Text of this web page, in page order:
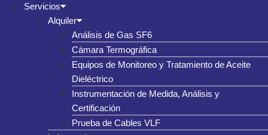
Servicios
Alquiler
Análisis de Gas SF6
Cámara Termográfica
Equipos de Monitoreo y Tratamiento de Aceite
Dieléctrico
Instrumentación de Medida, Análisis y
Certificación
Prueba de Cables VLF